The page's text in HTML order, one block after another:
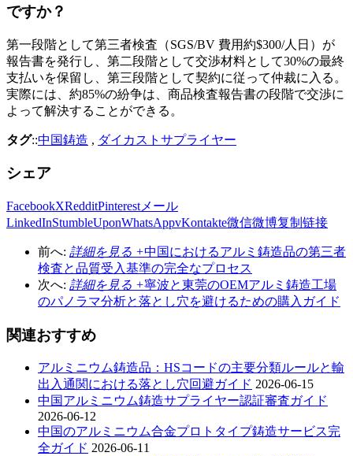
ですか？
第一段階として第三者検査（SGS/BV 費用約$300/人日）が
報告書を発行し、第二段階として交渉材料として30%の最終
支払いを保留し、第三段階として契約に従って仲裁に入る。
実際には、約85%の紛争は、商品検査報告書の段階で交渉に
よって解決することができる。
タグ::中国鋳造 , ダイカストサプライヤー
シェア
FacebookXRedditPinterest メール
LinkedInStumbleUponWhatsAppvKontakte微信微博复制链接
前へ: 詳細を見る +中国におけるアルミ鋳造品の第三者
検査と品質受入基準の完全なプロセス
次へ: 詳細を見る +寧波と東莞のOEMアルミ鋳造工場
のパノラマ分析と落とし穴を避けるための購入ガイド
関連おすすめ
アルミニウム鋳造品：HSコードの主要分類ルールと輸
出入通関における落とし穴回避ガイド 2026-06-15
中国アルミニウム鋳造サプライヤー認証審査ガイド
2026-06-12
中国のアルミニウム合金プロトタイプ鋳造サービス完
全ガイド 2026-06-11